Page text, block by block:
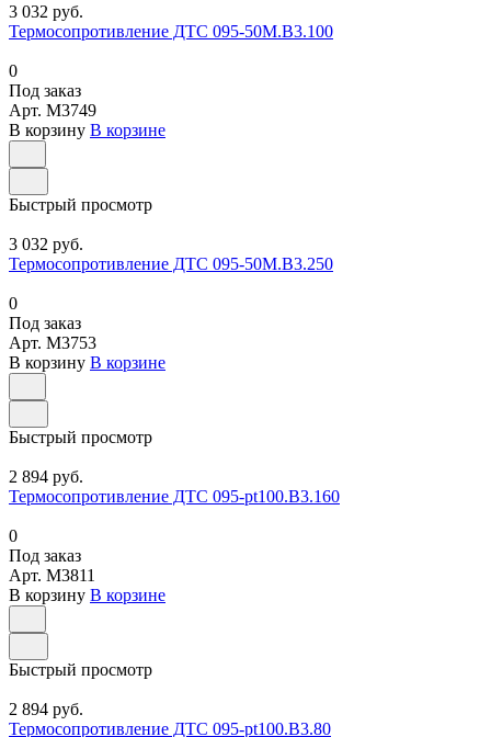
3 032 руб.
Термосопротивление ДТС 095-50М.В3.100
0
Под заказ
Арт. M3749
В корзину В корзине
Быстрый просмотр
3 032 руб.
Термосопротивление ДТС 095-50М.В3.250
0
Под заказ
Арт. M3753
В корзину В корзине
Быстрый просмотр
2 894 руб.
Термосопротивление ДТС 095-pt100.В3.160
0
Под заказ
Арт. M3811
В корзину В корзине
Быстрый просмотр
2 894 руб.
Термосопротивление ДТС 095-pt100.В3.80